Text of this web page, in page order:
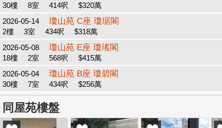
30樓 8室 414呎
$320萬
2026-05-14
瓊山苑 C座 瓊琚閣
2樓 3室 434呎
$318萬
2026-05-08
瓊山苑 E座 瓊瑤閣
18樓 2室 568呎
$415萬
2026-05-04
瓊山苑 B座 瓊碧閣
30樓 7室 434呎 $256萬
同屋苑樓盤